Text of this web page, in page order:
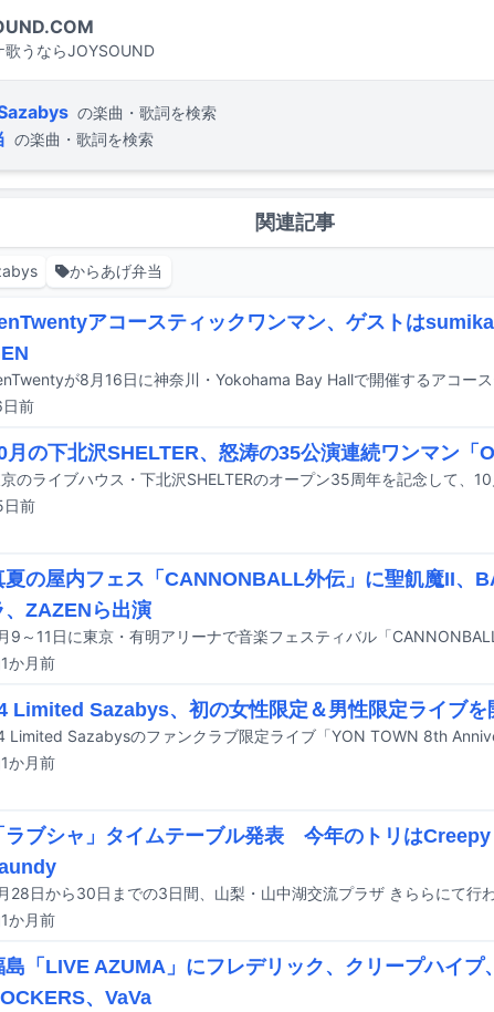
歌うならJOYSOUND
の楽曲・歌詞を検索
の楽曲・歌詞を検索
関連記事
からあげ弁当
アコースティックワンマン、ゲストは
前
月の下北沢SHELTER、怒涛の35公演連続ワンマン
日前
夏の屋内フェス「CANNONBALL外伝」に聖飢魔II、
、ZAZENら出演
9～11日に東京・有明アリーナで音楽フェスティバル「
か月前
Limited Sazabys、初の女性限定＆男性限定ライブを
か月前
ラブシャ」タイムテーブル発表 今年のトリはCreepy
か月前
島「LIVE AZUMA」にフレデリック、クリープハイ
、VaVa